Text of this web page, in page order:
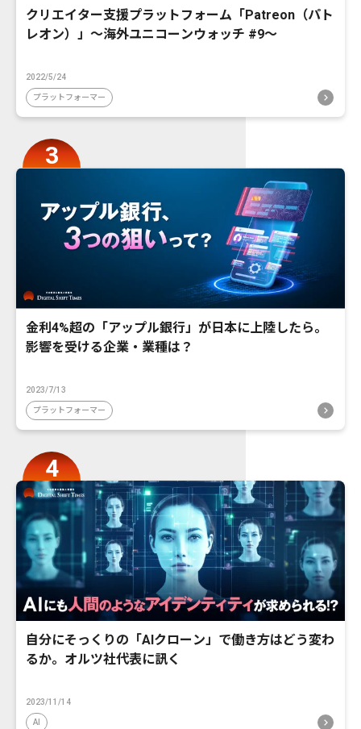
クリエイター支援プラットフォーム「Patreon（パト
レオン）」〜海外ユニコーンウォッチ #9〜
2022/5/24
プラットフォーマー
金利4%超の「アップル銀行」が日本に上陸したら。
影響を受ける企業・業種は？
2023/7/13
プラットフォーマー
自分にそっくりの「AIクローン」で働き方はどう変わ
るか。オルツ社代表に訊く
2023/11/14
AI